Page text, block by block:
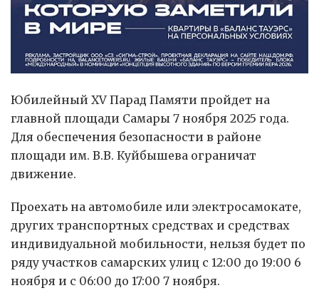
Юбилейный XV Парад Памяти пройдет на
главной площади Самары 7 ноября 2025 года.
Для обеспечения безопасности в районе
площади им. В.В. Куйбышева ограничат
движение.
Проехать на автомобиле или электросамокате,
других транспортных средствах и средствах
индивидуальной мобильности, нельзя будет по
ряду участков самарских улиц с 12:00 до 19:00 6
ноября и с 06:00 до 17:00 7 ноября.